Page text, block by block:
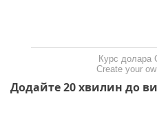
Курс
Create your
Додайте 20 хвилин до